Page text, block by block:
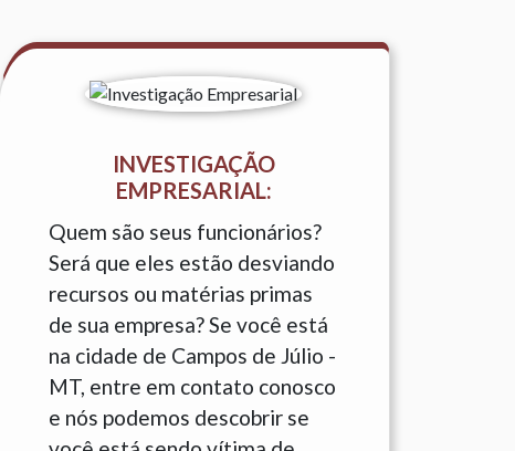
INVESTIGAÇÃO
EMPRESARIAL:
Quem são seus funcionários?
Será que eles estão desviando
recursos ou matérias primas
de sua empresa? Se você está
na cidade de Campos de Júlio -
MT, entre em contato conosco
e nós podemos descobrir se